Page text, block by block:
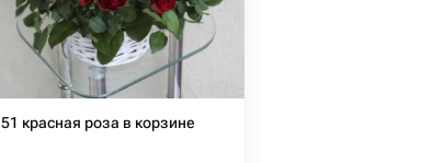
51 красная роза в корзине